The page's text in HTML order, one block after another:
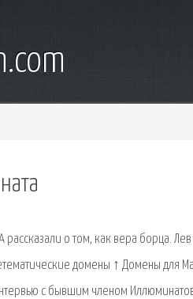
о том, как вера борца.
домены ↑ Домены для
с бывшим членом